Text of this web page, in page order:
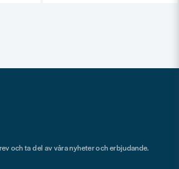
och ta del av våra nyheter och erbjudande.